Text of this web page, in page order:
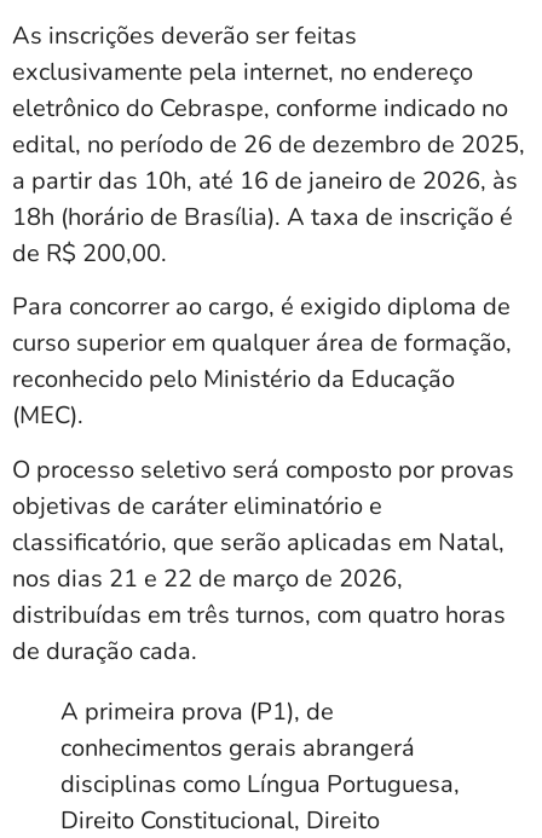
As inscrições deverão ser feitas
exclusivamente pela internet, no endereço
eletrônico do Cebraspe, conforme indicado no
edital, no período de 26 de dezembro de 2025,
a partir das 10h, até 16 de janeiro de 2026, às
18h (horário de Brasília). A taxa de inscrição é
de R$ 200,00.
Para concorrer ao cargo, é exigido diploma de
curso superior em qualquer área de formação,
reconhecido pelo Ministério da Educação
(MEC).
O processo seletivo será composto por provas
objetivas de caráter eliminatório e
classificatório, que serão aplicadas em Natal,
nos dias 21 e 22 de março de 2026,
distribuídas em três turnos, com quatro horas
de duração cada.
A primeira prova (P1), de
conhecimentos gerais abrangerá
disciplinas como Língua Portuguesa,
Direito Constitucional, Direito